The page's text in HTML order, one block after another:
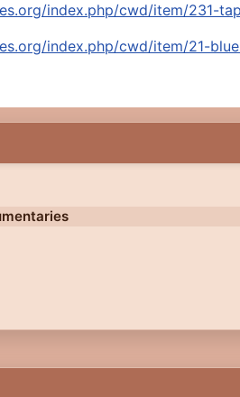
index.php/cwd/item/231-
index.php/cwd/item/21-